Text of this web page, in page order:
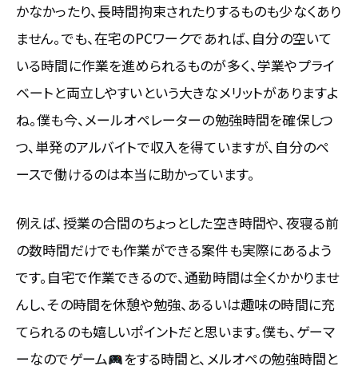
かなかったり、長時間拘束されたりするものも少なくあり
ません。でも、在宅のPCワークであれば、自分の空いて
いる時間に作業を進められるものが多く、学業やプライ
ベートと両立しやすいという大きなメリットがありますよ
ね。僕も今、メールオペレーターの勉強時間を確保しつ
つ、単発のアルバイトで収入を得ていますが、自分のペ
ースで働けるのは本当に助かっています。
例えば、授業の合間のちょっとした空き時間や、夜寝る前
の数時間だけでも作業ができる案件も実際にあるよう
です。自宅で作業できるので、通勤時間は全くかかりませ
んし、その時間を休憩や勉強、あるいは趣味の時間に充
てられるのも嬉しいポイントだと思います。僕も、ゲーマ
ーなのでゲーム
をする時間と、メルオペの勉強時間と